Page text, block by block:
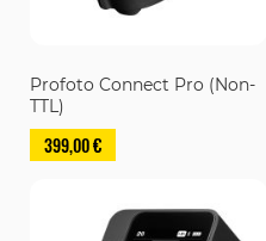
Profoto Connect Pro (Non-
TTL)
399,00 €